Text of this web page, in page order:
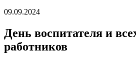
09.09.2024
День воспитателя и
работников